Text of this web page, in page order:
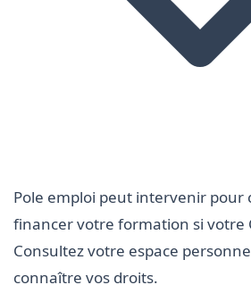
Pole emploi peut intervenir pour
financer votre formation si votre
Consultez votre espace
connaître vos droits.